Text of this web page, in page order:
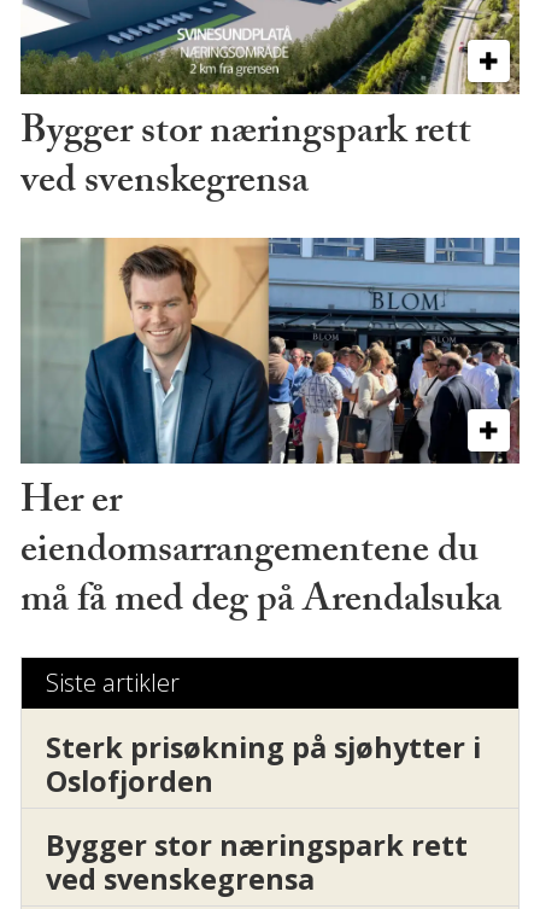
Bygger stor næringspark rett
ved svenskegrensa
Her er
eiendomsarrangementene du
må få med deg på Arendalsuka
Siste artikler
Sterk prisøkning på sjøhytter i
Oslofjorden
Bygger stor næringspark rett
ved svenskegrensa